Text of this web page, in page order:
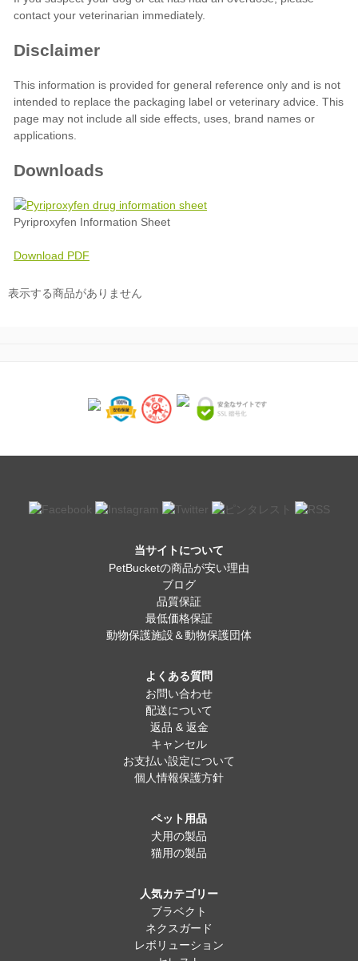
Downloads
Pyriproxyfen Information Sheet
Download PDF
表示する商品がありません
当サイトについて
PetBucketの商品が安い理由
ブログ
品質保証
最低価格保証
動物保護施設＆動物保護団体
よくある質問
お問い合わせ
配送について
返品 & 返金
キャンセル
お支払い設定について
個人情報保護方針
ペット用品
犬用の製品
猫用の製品
人気カテゴリー
ブラベクト
ネクスガード
レボリューション